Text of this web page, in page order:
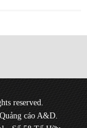
reserved.
cáo A&D.